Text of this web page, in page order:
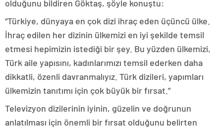
olduğunu bildiren Göktaş, şöyle konuştu:
“Türkiye, dünyaya en çok dizi ihraç eden üçüncü ülke.
İhraç edilen her dizinin ülkemizi en iyi şekilde temsil
etmesi hepimizin istediği bir şey. Bu yüzden ülkemizi,
Türk aile yapısını, kadınlarımızı temsil ederken daha
dikkatli, özenli davranmalıyız. Türk dizileri, yapımları
ülkemizin tanıtımı için çok büyük bir fırsat.”
Televizyon dizilerinin iyinin, güzelin ve doğrunun
anlatılması için önemli bir fırsat olduğunu belirten